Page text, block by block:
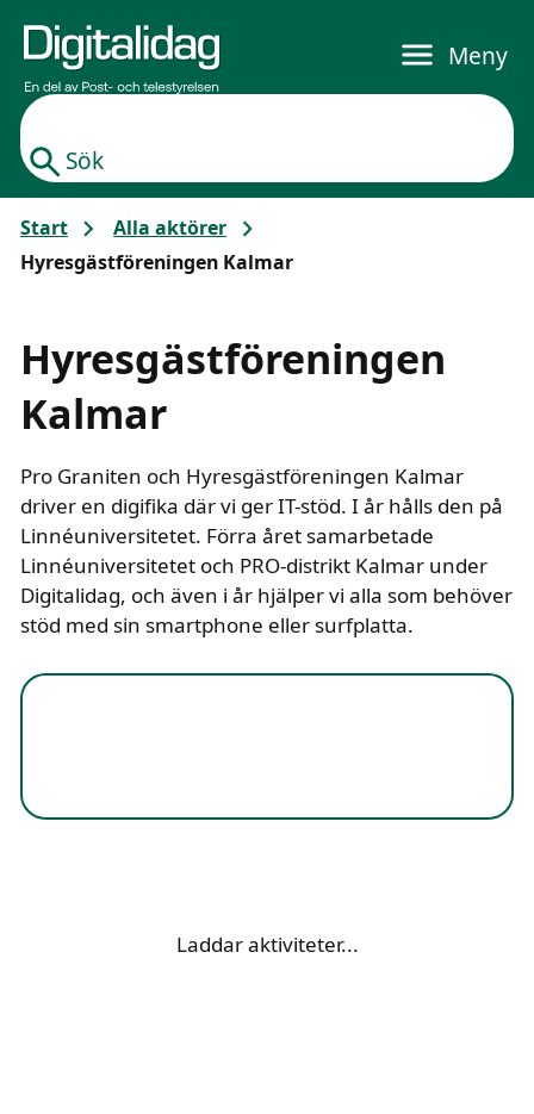
Sök
Meny
Start
Alla aktörer
Hyresgästföreningen Kalmar
Hyresgästföreningen
Kalmar
Pro Graniten och Hyresgästföreningen Kalmar
driver en digifika där vi ger IT-stöd. I år hålls den på
Linnéuniversitetet. Förra året samarbetade
Linnéuniversitetet och PRO-distrikt Kalmar under
Digitalidag, och även i år hjälper vi alla som behöver
stöd med sin smartphone eller surfplatta.
Laddar aktiviteter...